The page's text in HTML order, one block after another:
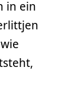
in ein